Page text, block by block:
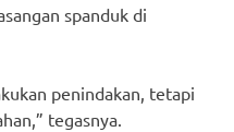
spanduk di
penindakan, tetapi
tegasnya.